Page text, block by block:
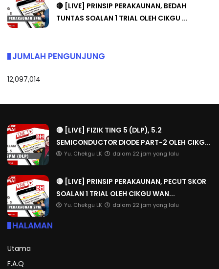
🔴 [LIVE] PRINSIP PERAKAUNAN, BEDAH
TUNTAS SOALAN 1 TRIAL OLEH CIKGU ...
JUMLAH PENGUNJUNG
12,097,014
🔴 [LIVE] FIZIK TING 5 (DLP), 5.2
SEMICONDUCTOR DIODE PART-2 OLEH CIKG...
Yu. Chekgu LK dalam 22 jam yang lalu
🔴 [LIVE] PRINSIP PERAKAUNAN, PECUT SKOR
SOALAN 1 TRIAL OLEH CIKGU WAN...
Yu. Chekgu LK dalam 22 jam yang lalu
HALAMAN
Utama
F.A.Q